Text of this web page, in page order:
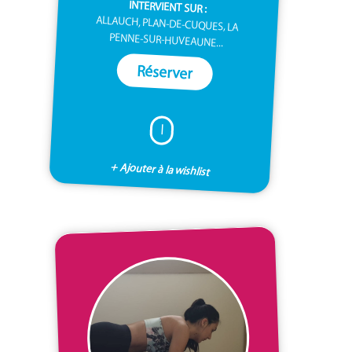
INTERVIENT SUR :
ALLAUCH, PLAN-DE-CUQUES, LA
PENNE-SUR-HUVEAUNE...
Réserver
I
+ Ajouter à la wishlist